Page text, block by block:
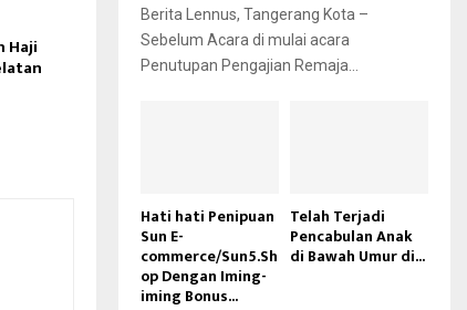
Haji
Berita Lennus, Tangerang Kota –
Sebelum Acara di mulai acara
Penutupan Pengajian Remaja...
Hati hati Penipuan
Sun E-
commerce/Sun5.Sh
op Dengan Iming-
iming Bonus...
Telah Terjadi
Pencabulan Anak
di Bawah Umur di...